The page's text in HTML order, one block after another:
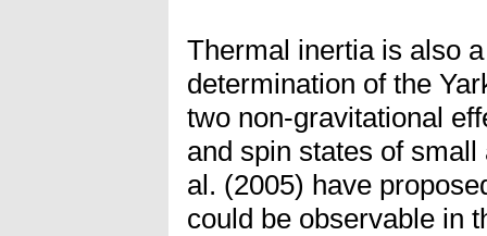
Thermal inertia is also
determination of the
two non-gravitational
and spin states of
al. (2005) have
could be observable in